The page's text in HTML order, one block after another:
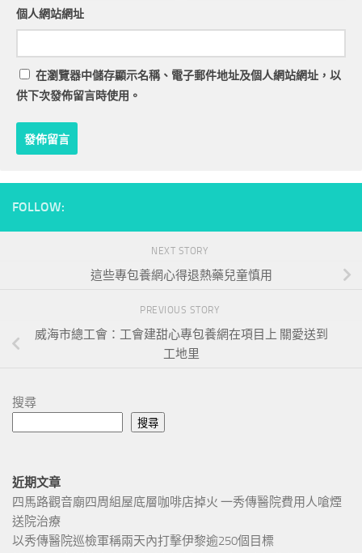
個人網站網址
在瀏覽器中儲存顯示名稱、電子郵件地址及個人網站網址，以
供下次發佈留言時使用。
FOLLOW:
NEXT STORY
這些專包養網心得退熱藥兒童慎用
PREVIOUS STORY
威海市總工會：工會建甜心專包養網在項目上 關愛送到
工地里
搜尋
搜尋
近期文章
四馬路觀音廟四周組屋底層咖啡店掉火 一秀傳醫院費用人嗆煙
送院治療
以秀傳醫院巡檢軍稱兩天內打擊伊黎逾250個目標